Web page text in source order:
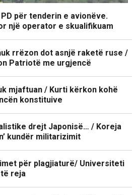
për tenderin e avionëve.
një operator e skualifikuam
rrëzon dot asnjë raketë ruse /
Patriotë me urgjencë
mjaftuan / Kurti kërkon kohë
konstituive
drejt Japonisë… / Koreja
kundër militarizimit
për plagjiaturë/ Universiteti
reja